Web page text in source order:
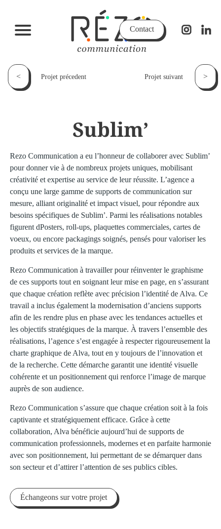
Contact
< Projet précedent Projet suivant >
Sublim’
Rezo Communication a eu l’honneur de collaborer avec Sublim’
pour donner vie à de nombreux projets uniques, mobilisant
créativité et expertise au service de leur réussite. L’agence a
conçu une large gamme de supports de communication sur
mesure, alliant originalité et impact visuel, pour répondre aux
besoins spécifiques de Sublim’. Parmi les réalisations notables
figurent dPosters, roll-ups, plaquettes commerciales, cartes de
voeux, ou encore packagings soignés, pensés pour valoriser les
produits et services de la marque.
Rezo Communication à travailler pour réinventer le graphisme
de ces supports tout en soignant leur mise en page, en s’assurant
que chaque création reflète avec précision l’identité de Alva. Ce
travail a inclus également la modernisation d’anciens supports
afin de les rendre plus en phase avec les tendances actuelles et
les objectifs stratégiques de la marque. À travers l’ensemble des
réalisations, l’agence s’est engagée à respecter rigoureusement la
charte graphique de Alva, tout en y toujours de l’innovation et
de la recherche. Cette démarche garantit une identité visuelle
cohérente et un positionnement qui renforce l’image de marque
auprès de son audience.
Rezo Communication s’assure que chaque création soit à la fois
captivante et stratégiquement efficace. Grâce à cette
collaboration, Alva bénéficie aujourd’hui de supports de
communication professionnels, modernes et en parfaite harmonie
avec son positionnement, lui permettant de se démarquer dans
son secteur et d’attirer l’attention de ses publics cibles.
Échangeons sur votre projet